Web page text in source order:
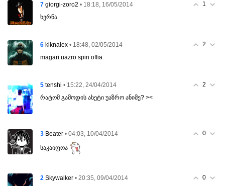
1
7 giorgi-zoro2 • 18:18, 16/05/2014
ხერნა
2
6 kiknalex • 18:48, 02/05/2014
magari uazro spin offia
2
5 tenshi • 15:22, 24/04/2014
რატომ გამოდის ასეტი უაზრო ანიმე? ><
0
3 Beater • 04:03, 10/04/2014
საკაიფოა
0
2 Skywalker • 20:35, 09/04/2014